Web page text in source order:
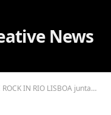
a promoção de portugal como destino turístico e cultural privilegiado